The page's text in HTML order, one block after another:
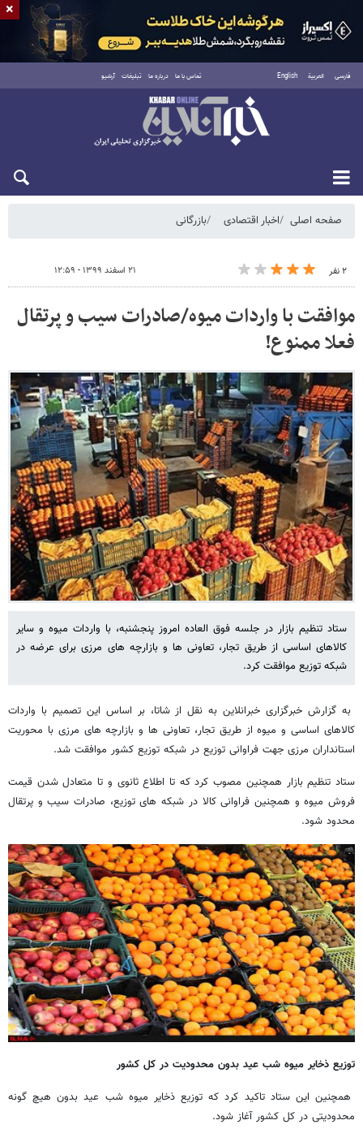
فارسی العربية English تماس با ما درباره ما تبلیغات آرشیو
جمعه ۱۶ مرداد ۱۴۰۵
صفحه اصلی اخبار اقتصادی بازرگانی
۲ نفر ۲۱ اسفند ۱۳۹۹ - ۱۲:۵۹
موافقت با واردات میوه/صادرات سیب و پرتقال
فعلا ممنوع!
ستاد تنظیم بازار در جلسه فوق العاده امروز پنجشنبه، با واردات میوه و سایر
کالاهای اساسی از طریق تجار، تعاونی ها و بازارچه های مرزی برای عرضه در
شبکه توزیع موافقت کرد.
به گزارش خبرگزاری خبرانلاین به نقل از شاتا، بر اساس این تصمیم با واردات
کالاهای اساسی و میوه از طریق تجار، تعاونی ها و بازارچه های مرزی با محوریت
استانداران مرزی جهت فراوانی توزیع در شبکه توزیع کشور موافقت شد.
ستاد تنظیم بازار همچنین مصوب کرد که تا اطلاع ثانوی و تا متعادل شدن قیمت
فروش میوه و همچنین فراوانی کالا در شبکه های توزیع، صادرات سیب و پرتقال
محدود شود.
توزیع ذخایر میوه شب عید بدون محدودیت در کل کشور
همچنین این ستاد تاکید کرد که توزیع ذخایر میوه شب عید بدون هیچ گونه
محدودیتی در کل کشور آغاز شود.
×